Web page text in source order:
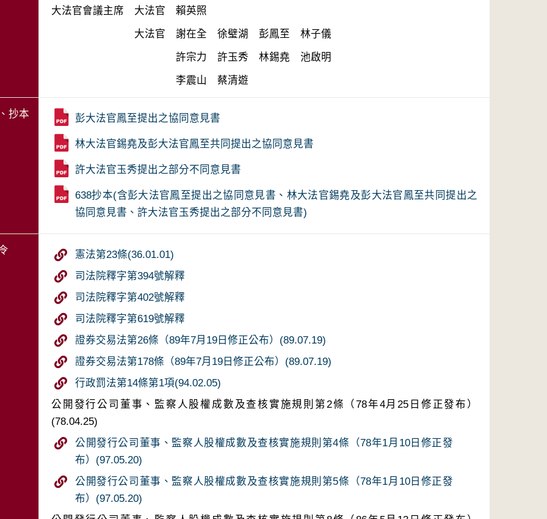
李震山　蔡清遊
抄本 彭大法官鳳至提出之協同意見書
林大法官錫堯及彭大法官鳳至共同提出之協同意見書
許大法官玉秀提出之部分不同意見書
638抄本(含彭大法官鳳至提出之協同意見書、林大法官錫堯及彭大法官鳳至共同提出之
協同意見書、許大法官玉秀提出之部分不同意見書)
憲法第23條(36.01.01)
司法院釋字第394號解釋
司法院釋字第402號解釋
司法院釋字第619號解釋
證券交易法第26條（89年7月19日修正公布）(89.07.19)
證券交易法第178條（89年7月19日修正公布）(89.07.19)
行政罰法第14條第1項(94.02.05)
公開發行公司董事、監察人股權成數及查核實施規則第2條（78年4月25日修正發布）
(78.04.25)
公開發行公司董事、監察人股權成數及查核實施規則第4條（78年1月10日修正發
布）(97.05.20)
公開發行公司董事、監察人股權成數及查核實施規則第5條（78年1月10日修正發
布）(97.05.20)